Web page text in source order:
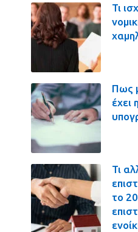
Τι
Πως
έχει
Τι
το